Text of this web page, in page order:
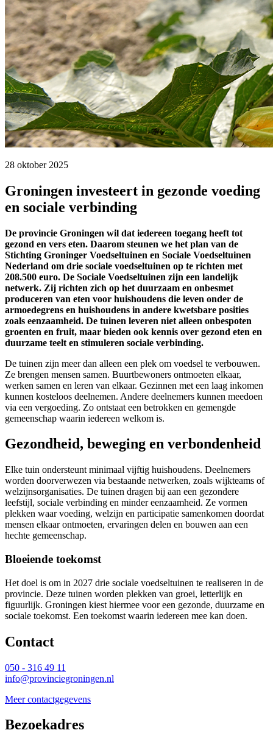
28 oktober 2025
Groningen investeert in gezonde voeding
en sociale verbinding
De provincie Groningen wil dat iedereen toegang heeft tot
gezond en vers eten. Daarom steunen we het plan van de
Stichting Groninger Voedseltuinen en Sociale Voedseltuinen
Nederland om drie sociale voedseltuinen op te richten met
208.500 euro. De Sociale Voedseltuinen zijn een landelijk
netwerk. Zij richten zich op het duurzaam en onbesmet
produceren van eten voor huishoudens die leven onder de
armoedegrens en huishoudens in andere kwetsbare posities
zoals eenzaamheid. De tuinen leveren niet alleen onbespoten
groenten en fruit, maar bieden ook kennis over gezond eten en
duurzame teelt en stimuleren sociale verbinding.
De tuinen zijn meer dan alleen een plek om voedsel te verbouwen.
Ze brengen mensen samen. Buurtbewoners ontmoeten elkaar,
werken samen en leren van elkaar. Gezinnen met een laag inkomen
kunnen kosteloos deelnemen. Andere deelnemers kunnen meedoen
via een vergoeding. Zo ontstaat een betrokken en gemengde
gemeenschap waarin iedereen welkom is.
Gezondheid, beweging en verbondenheid
Elke tuin ondersteunt minimaal vijftig huishoudens. Deelnemers
worden doorverwezen via bestaande netwerken, zoals wijkteams of
welzijnsorganisaties. De tuinen dragen bij aan een gezondere
leefstijl, sociale verbinding en minder eenzaamheid. Ze vormen
plekken waar voeding, welzijn en participatie samenkomen doordat
mensen elkaar ontmoeten, ervaringen delen en bouwen aan een
hechte gemeenschap.
Bloeiende toekomst
Het doel is om in 2027 drie sociale voedseltuinen te realiseren in de
provincie. Deze tuinen worden plekken van groei, letterlijk en
figuurlijk. Groningen kiest hiermee voor een gezonde, duurzame en
sociale toekomst. Een toekomst waarin iedereen mee kan doen.
Contact
050 - 316 49 11
info@provinciegroningen.nl
Meer contactgegevens
Bezoekadres